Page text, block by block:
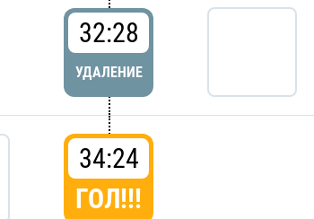
32:28
УДАЛЕНИЕ
34:24
ГОЛ!!!